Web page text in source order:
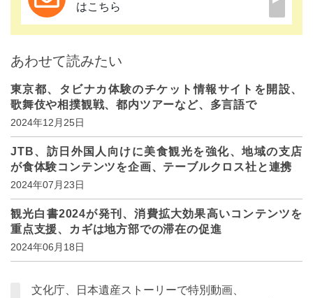
はこちら
あわせて読みたい
東京都、タビナカ体験のチケット情報サイトを開設、
歌舞伎や相撲観戦、都内ツアーなど、多言語で
2024年12月25日
JTB、訪日外国人向けに美食観光を強化、地域の支店
が食体験コンテンツを企画、テーブルクロス社と連携
2024年07月23日
観光白書2024が発刊、消費拡大効果高いコンテンツを
重点支援、カギは地方部での滞在の促進
2024年06月18日
文化庁、日本遺産ストーリーで特別動画、